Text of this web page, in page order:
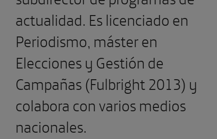
actualidad. Es licenciado en
Periodismo, máster en
Elecciones y Gestión de
Campañas (Fulbright 2013) y
colabora con varios medios
nacionales.